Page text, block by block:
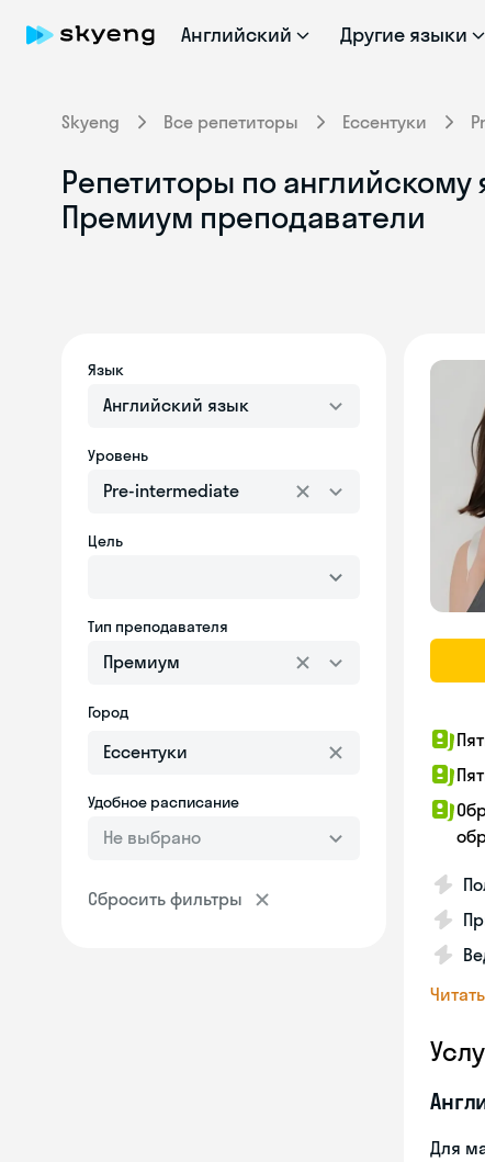
Английский Другие языки
Skyeng Все репетиторы Ессентуки
Репетиторы по английскому
Премиум преподаватели
Язык
Английский язык
Уровень
Pre-intermediate
Цель
Тип преподавателя
Премиум
Город
Удобное расписание
Не выбрано
Сбросить фильтры
Для